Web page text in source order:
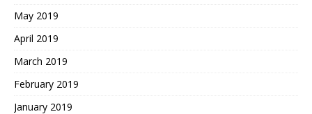
May 2019
April 2019
March 2019
February 2019
January 2019